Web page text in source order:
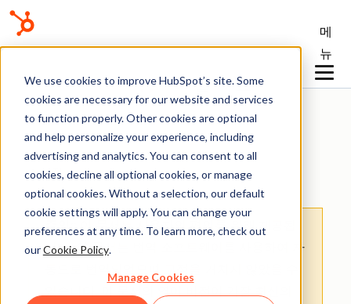
We use cookies to improve HubSpot’s site. Some
cookies are necessary for our website and services
to function properly. Other cookies are optional
and help personalize your experience, including
advertising and analytics. You can consent to all
cookies, decline all optional cookies, or manage
optional cookies. Without a selection, our default
cookie settings will apply. You can change your
preferences at any time. To learn more, check out
ourCookie Policy.
Manage Cookies
메
뉴
기술 자료
시작
: 이 문서는 사용자의 편의를 위해 제공됩
니다.이 문서는 번역 소프트웨어를 사용하여 자